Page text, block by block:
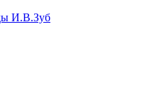
И.В.Зуб